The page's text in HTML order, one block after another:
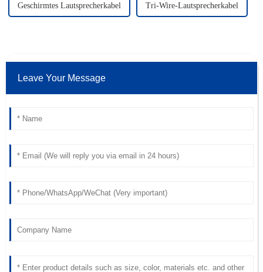
Geschirmtes Lautsprecherkabel Tri-Wire-Lautsprecherkabel
Leave Your Message